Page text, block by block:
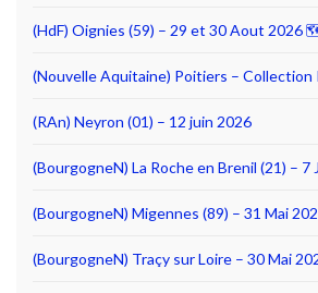
(HdF) Oignies (59) – 29 et 30 Aout 2026
(Nouvelle Aquitaine) Poitiers – Collection
(RAn) Neyron (01) – 12 juin 2026
(BourgogneN) La Roche en Brenil (21) –
(BourgogneN) Migennes (89) – 31 Mai
(BourgogneN) Traçy sur Loire – 30 Mai